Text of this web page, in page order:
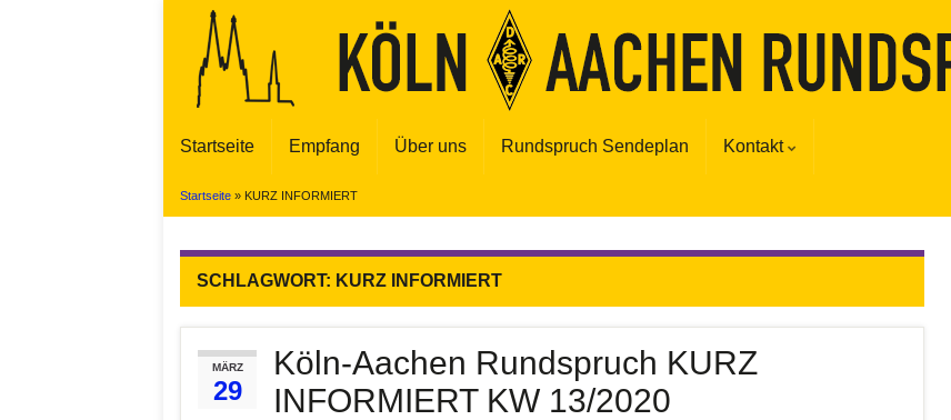
Startseite Empfang Über uns Rundspruch Sendeplan Kontakt
Startseite » KURZ INFORMIERT
SCHLAGWORT: KURZ INFORMIERT
MÄRZ
29
Köln-Aachen Rundspruch KURZ
INFORMIERT KW 13/2020